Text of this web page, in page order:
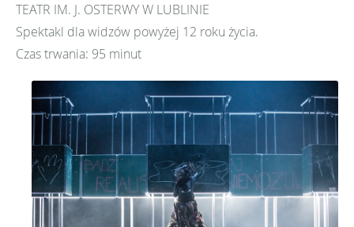
TEATR IM. J. OSTERWY W LUBLINIE
Spektakl dla widzów powyżej 12 roku życia.
Czas trwania: 95 minut